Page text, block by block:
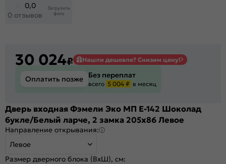
0,0
0 отзывов
Загрузить
фото
30 024₽ Нашли дешевле? Снизим цену!
Оплатить позже Без переплат
всего 5 004 ₽ в месяц
Дверь входная Фэмели Эко МП E-142 Шоколад
букле/Белый ларче, 2 замка 205x86 Левое
Направление открывания:
Левое
Размер дверного блока (ВхШ), см: